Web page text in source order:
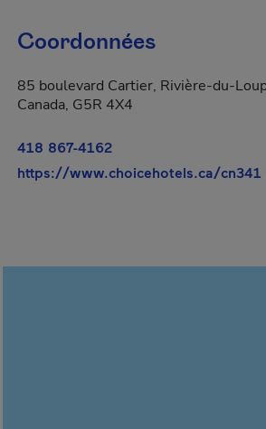
Coordonnées
85 boulevard Cartier, Rivière-du-
Canada, G5R 4X4
418 867-4162
https://www.choicehotels.ca/cn341